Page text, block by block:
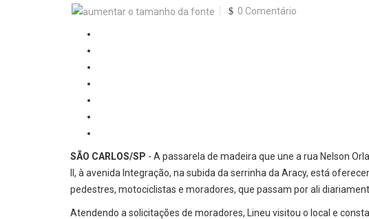
0 Comentário
SÃO CARLOS/SP - A passarela de madeira que une a rua Nelson
II, à avenida Integração, na subida da serrinha da Aracy, está
pedestres, motociclistas e moradores, que passam por ali
Atendendo a solicitações de moradores, Lineu visitou o local e